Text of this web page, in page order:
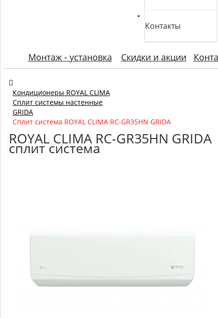
Контакты
Монтаж - установка Скидки и акции
Кондиционеры ROYAL CLIMA
Сплит системы настенные
GRIDA
Сплит система ROYAL CLIMA RC-GR35HN GRIDA
ROYAL CLIMA RC-GR35HN GRIDA
сплит система